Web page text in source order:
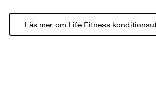
Läs mer om Life Fitness